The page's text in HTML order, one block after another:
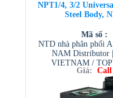
NPT1/4, 3/2
Steel Body,
Mã số :
NTD nhà phân phối
NAM Distributor
VIETNAM /
VIETNAM /
/ TESCOM
Giá: Call